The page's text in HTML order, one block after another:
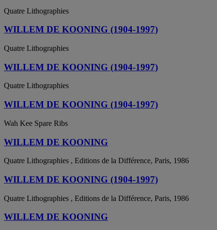
Quatre Lithographies
WILLEM DE KOONING (1904-1997)
Quatre Lithographies
WILLEM DE KOONING (1904-1997)
Quatre Lithographies
WILLEM DE KOONING (1904-1997)
Wah Kee Spare Ribs
WILLEM DE KOONING
Quatre Lithographies , Editions de la Différence, Paris, 1986
WILLEM DE KOONING (1904-1997)
Quatre Lithographies , Editions de la Différence, Paris, 1986
WILLEM DE KOONING